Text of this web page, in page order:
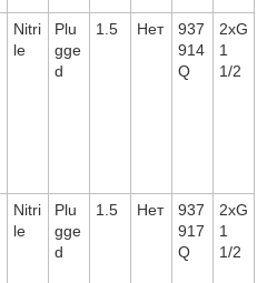
Nitri
le
Plu
gge
d
1.5 Нет
937
914
Q
2xG
1
1/2
Nitri
le
Plu
gge
d
1.5 Нет
937
917
Q
2xG
1
1/2